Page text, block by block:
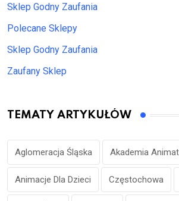
Sklep Godny Zaufania
Polecane Sklepy
Sklep Godny Zaufania
Zaufany Sklep
TEMATY ARTYKUŁÓW
Aglomeracja Śląska Akademia
Animacje Dla Dzieci Częstochowa